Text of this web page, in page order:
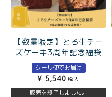
【数量限定】とろ生チー
ズケーキ3周年記念福袋
クール便でお届け
¥ 5,540 税込
販売を終了しました。